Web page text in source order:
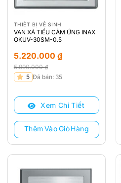
THIẾT BỊ VỆ SINH
VAN XẢ TIỂU CẢM ỨNG INAX
OKUV-30SM-0.5
5.990.000₫
Giá
là:
5.990.000 ₫.
5.220.000 ₫
Giá
tại
5.220.000 ₫.
5 Đã bán: 35
Xem Chi Tiết
Thêm Vào Giỏ Hàng